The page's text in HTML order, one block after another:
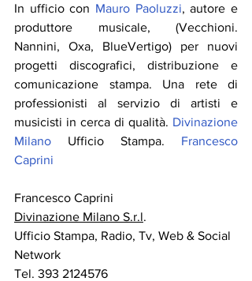
In ufficio con Mauro Paoluzzi, autore e
produttore musicale, (Vecchioni.
Nannini, Oxa, BlueVertigo) per nuovi
progetti discografici, distribuzione e
comunicazione stampa. Una rete di
professionisti al servizio di artisti e
musicisti in cerca di qualità. Divinazione
Milano Ufficio Stampa. Francesco
Caprini
Francesco Caprini
Divinazione Milano S.r.l.
Ufficio Stampa, Radio, Tv, Web & Social
Network
Tel. 393 2124576